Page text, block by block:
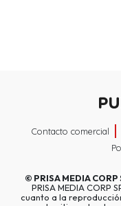
Contacto comercial
© PRISA MEDIA CORP
PRISA MEDIA CORP
cuanto a la